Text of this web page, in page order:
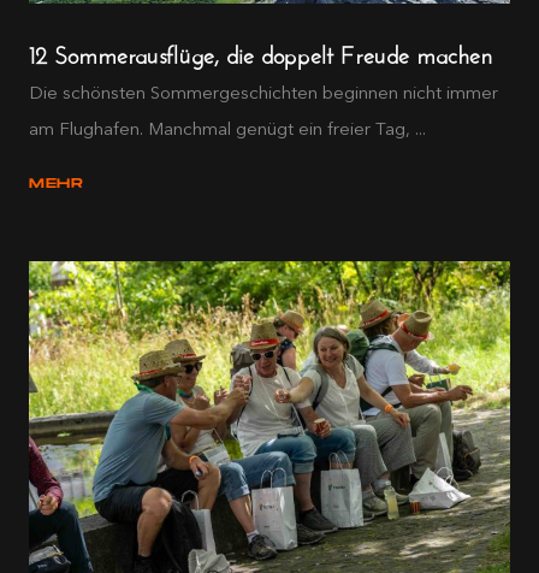
12 Sommerausflüge, die doppelt Freude machen
Die schönsten Sommergeschichten beginnen nicht immer
am Flughafen. Manchmal genügt ein freier Tag, ...
MEHR